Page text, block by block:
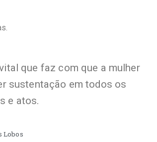
que faz com que a mulher
sustentação em todos os
e atos.
Lobos